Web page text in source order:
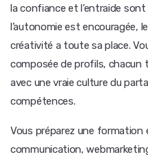
la confiance et l’entraide
l’autonomie est encouragée,
créativité a toute sa place.
composée de profils, chacun
avec une vraie culture du
compétences.
Vous préparez une formation
communication,